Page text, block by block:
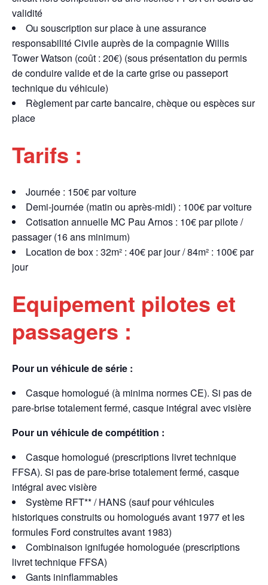
validité
Ou souscription sur place à une assurance
responsabilité Civile auprès de la compagnie Willis
Tower Watson (coût : 20€) (sous présentation du permis
de conduire valide et de la carte grise ou passeport
technique du véhicule)
Règlement par carte bancaire, chèque ou espèces sur
place
Tarifs :
Journée : 150€ par voiture
Demi-journée (matin ou après-midi) : 100€ par voiture
Cotisation annuelle MC Pau Arnos : 10€ par pilote /
passager (16 ans minimum)
Location de box : 32m² : 40€ par jour / 84m² : 100€ par
jour
Equipement pilotes et
passagers :
Pour un véhicule de série :
Casque homologué (à minima normes CE). Si pas de
pare-brise totalement fermé, casque intégral avec visière
Pour un véhicule de compétition :
Casque homologué (prescriptions livret technique
FFSA). Si pas de pare-brise totalement fermé, casque
intégral avec visière
Système RFT** / HANS (sauf pour véhicules
historiques construits ou homologués avant 1977 et les
formules Ford construites avant 1983)
Combinaison ignifugée homologuée (prescriptions
livret technique FFSA)
Gants ininflammables